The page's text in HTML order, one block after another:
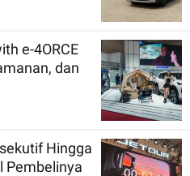
e-4ORCE
dan
Hingga
Pembelinya